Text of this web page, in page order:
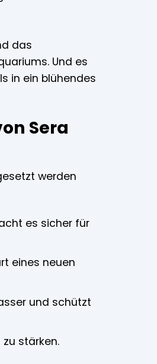
das
Und es
in ein blühendes
Sera
werden
es sicher für
eines neuen
und schützt
stärken.